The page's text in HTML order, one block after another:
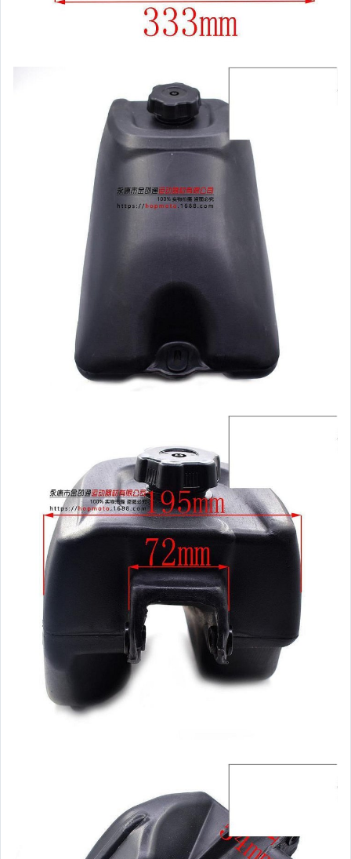
女包精品與女鞋